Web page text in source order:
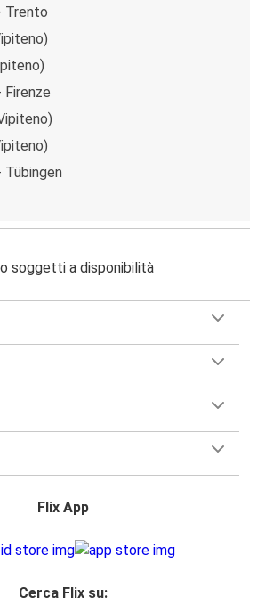
Trento
soggetti a disponibilità
Flix App
Cerca Flix su: